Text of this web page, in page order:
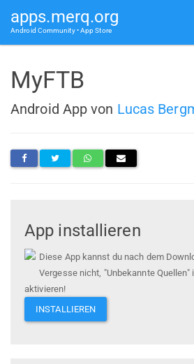
apps.merq.org
Android Community • App Store
MyFTB
Android App von Lucas
App installieren
Diese App kannst du nach dem
Vergesse nicht, "Unbekannte Quellen"
aktivieren!
INSTALLIEREN